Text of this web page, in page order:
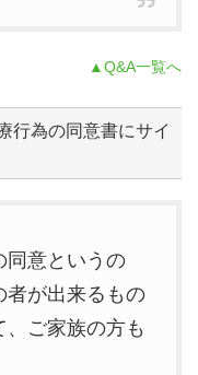
▲Q&A一覧へ
行為の同意書にサイ
同意というの
者が出来るもの
ご家族の方も